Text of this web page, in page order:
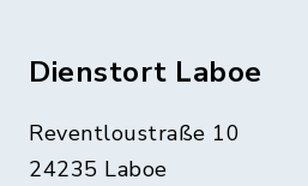
Dienstort Laboe
Reventloustraße 10
24235 Laboe